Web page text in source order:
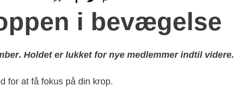
i bevægelse
. Holdet er lukket for nye medlemmer indtil videre.
for at få fokus på din krop.